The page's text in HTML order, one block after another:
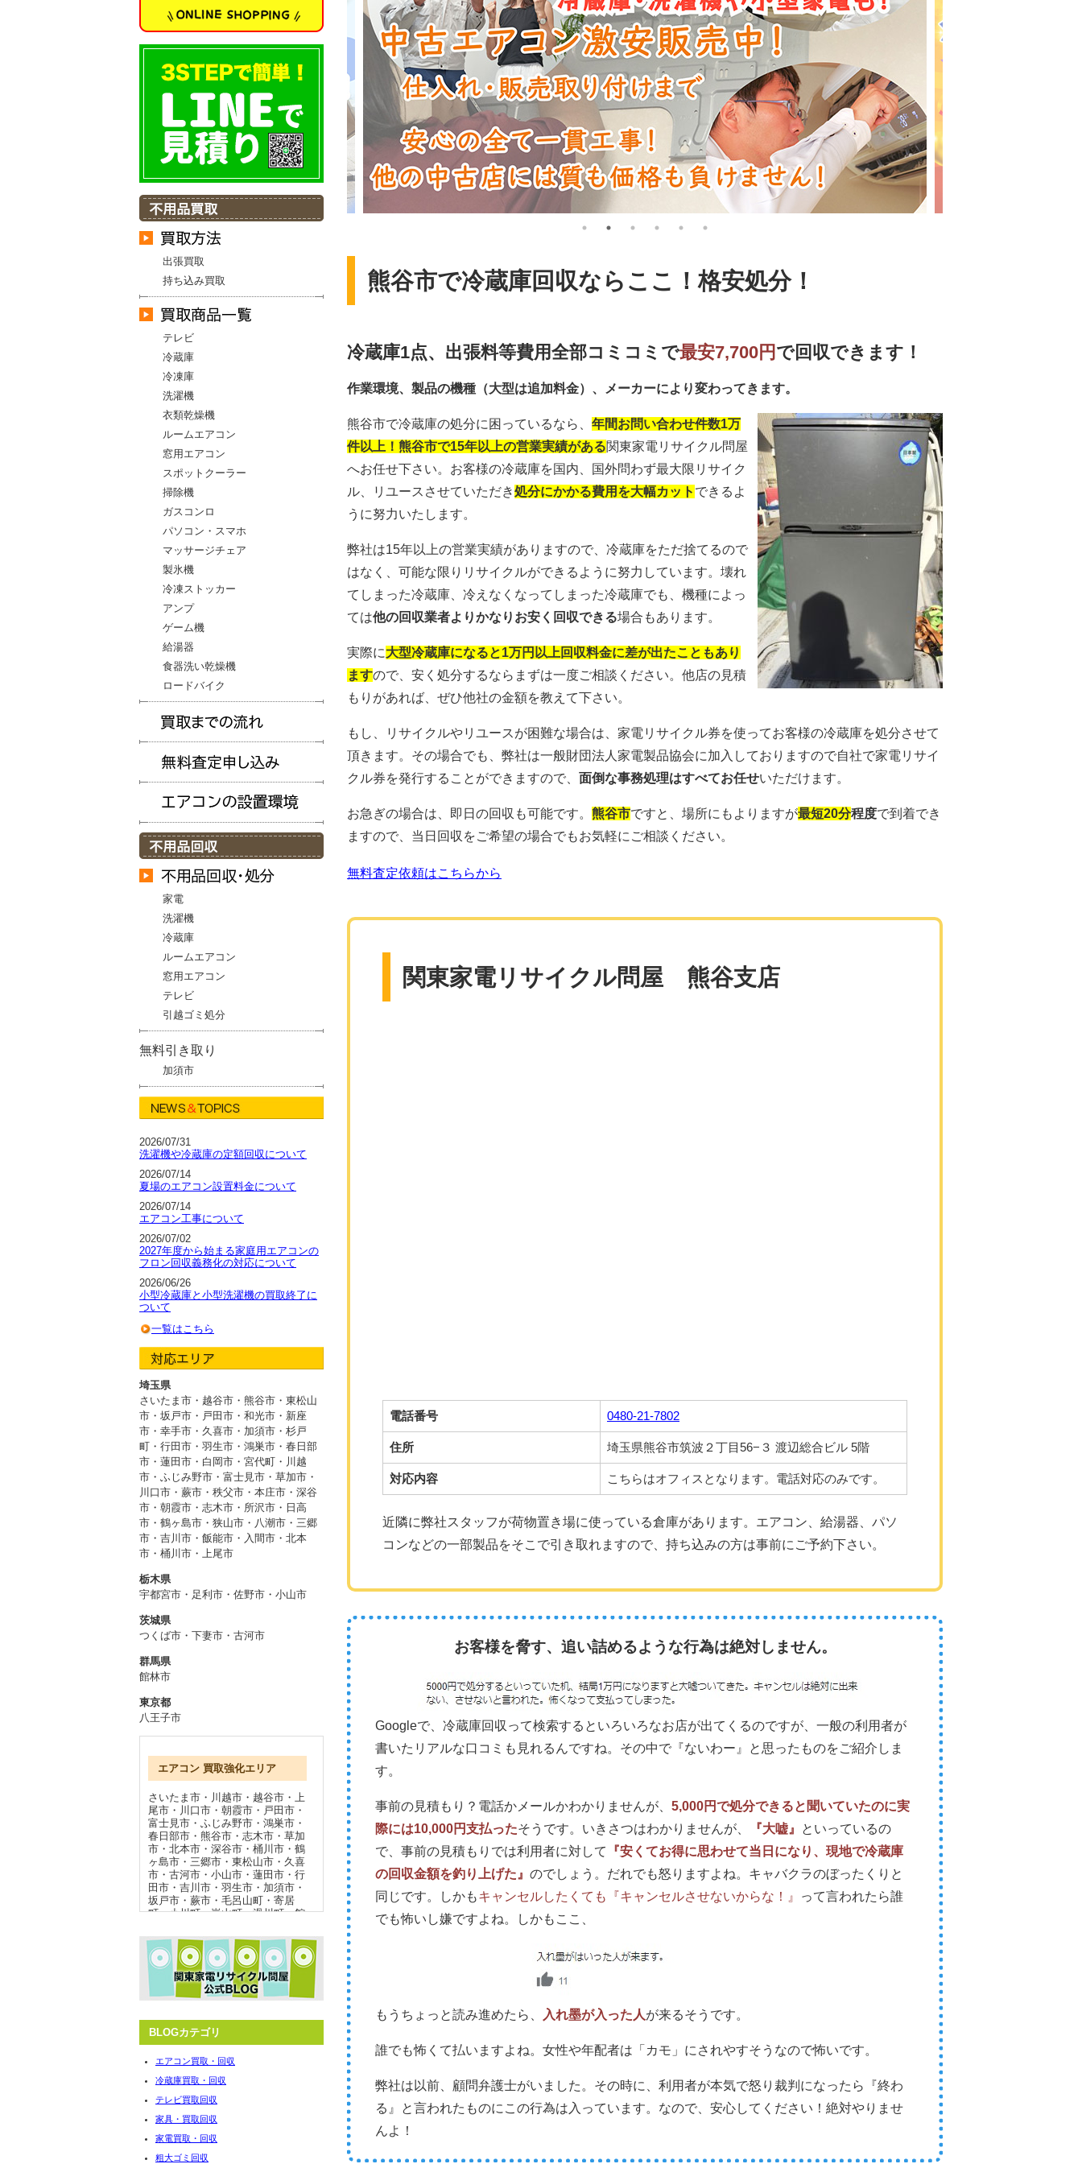
熊谷市で冷蔵庫回収ならここ！格安処分！
冷蔵庫1点、出張料等費用全部コミコミで最安7,700円 で回収できます！
作業環境、製品の機種（大型は追加料金）、メーカーにより変わってきます。
熊谷市で冷蔵庫の処分に困っているなら、 年間お問い合わせ件数1万
件以上！熊谷市で15年以上の営業実績がある関東家電リサイクル問屋
へお任せ下さい。お客様の冷蔵庫を国内、
国外問わず最大限リサイク
ル、
リユースさせていただき処分にかかる費用を大幅カット できるよ
う に努力いたします。
弊社は15年以上の営業実績がありますので、 冷蔵庫をただ捨てるので
はなく、 可能な限りリサイクルができるように努力しています。 壊れ
てしまった冷蔵庫、冷えなくなってしまった冷蔵庫でも、 機種によっ
ては他の回収業者よりかなりお安く回収できる場合もあ ります。
実際に大型冷蔵庫になると1万円以上回収料金に差が出たこともあり
ますので、安く処分するならまずは一度ご相談ください。 他店の見積
もりがあれば、ぜひ他社の金額を教えて下さい。
もし、リサイクルやリユースが困難な場合は、 家電リサイクル券を使ってお客様の冷蔵庫を処分させて
頂きます。 その場合でも、弊社は一般財団法人家電製品協会に加入しておりま すので自社で家電リサイ
クル券を発行することができますので、 面倒な事務処理はすべてお任せいただけます。
お急ぎの場合は、即日の回収も可能です。 熊谷市ですと、 場所にもよりますが最短20分程度で到着でき
ますので、 当日回収をご希望の場合でもお気軽にご相談ください。
無料査定依頼はこちらから
関東家電リサイクル問屋 熊谷支店
電話番号 0480-21-7802
住所 埼玉県熊谷市筑波２丁目56−３ 渡辺総合ビル 5階
対応内容 こちらはオフィスとなります。電話対応のみです。
近隣に弊社スタッフが荷物置き場に使っている倉庫があります。エアコン、給湯器、パソ
コンなどの一部製品をそこで引き取れますので、持ち込みの方は事前にご予約下さい。
お客様を脅す、追い詰めるような行為は絶対しません。
Googleで、冷蔵庫回収って検索するといろいろなお店が出てくるのですが、一般の利用者が
書いたリアルな口コミも見れるんですね。その中で『ないわー』と思ったものをご紹介しま
す。
事前の見積もり？電話かメールかわかりませんが、 5,000円で処分できると聞いていたのに実
際には10,000円支払ったそうです。いきさつはわかりませんが、 『大嘘』
といっているの
で、事前の見積もりでは利用者に対して
『安くてお得に思わせて当日になり、現地で冷蔵庫
の回収金額を釣り上げた』 のでしょう。だれでも怒りますよね。キャバクラのぼったくりと
同じです。しかもキャンセルしたくても『キャンセルさせないからな！』
って言われたら誰
でも怖いし嫌ですよね。しかもここ、
もうちょっと読み進めたら、 入れ墨が入った人が来るそうです。
誰でも怖くて払いますよね。女性や年配者は「カモ」にされやすそうなので怖いです。
弊社は以前、顧問弁護士がいました。その時に、利用者が本気で怒り裁判になったら『終わ
る』と言われたものにこの行為は入っています。なので、安心してください！絶対やりませ
んよ！
出張買取
持ち込み買取
テレビ
冷蔵庫
冷凍庫
洗濯機
衣類乾燥機
ルームエアコン
窓用エアコン
スポットクーラー
掃除機
ガスコンロ
パソコン・スマホ
マッサージチェア
製氷機
冷凍ストッカー
アンプ
ゲーム機
給湯器
食器洗い乾燥機
ロードバイク
家電
洗濯機
冷蔵庫
ルームエアコン
窓用エアコン
テレビ
引越ゴミ処分
無料引き取り
加須市
2026/07/31
洗濯機や冷蔵庫の定額回収について
2026/07/14
夏場のエアコン設置料金について
2026/07/14
エアコン工事について
2026/07/02
2027年度から始まる家庭用エアコンの
フロン回収義務化の対応について
2026/06/26
小型冷蔵庫と小型洗濯機の買取終了に
ついて
一覧はこちら
埼玉県
さいたま市・越谷市 ・ 熊谷市・東松山
市・坂戸市 ・ 戸田市・和光市・新座
市 ・ 幸手市・久喜市・加須市・杉戸
町 ・ 行田市・羽生市・鴻巣市 ・ 春日部
市・蓮田市・白岡市・宮代町 ・ 川越
市・ふじみ野市・富士見市 ・ 草加市・
川口市・蕨市 ・ 秩父市・本庄市・深谷
市 ・ 朝霞市・志木市・所沢市 ・ 日高
市・鶴ヶ島市・狭山市 ・ 八潮市・三郷
市・吉川市 ・ 飯能市・入間市 ・ 北本
市・桶川市・上尾市
栃木県
宇都宮市 ・ 足利市 ・ 佐野市 ・ 小山市
茨城県
つくば市 ・ 下妻市 ・ 古河市
群馬県
館林市
東京都
八王子市
エアコン 買取強化エリア
さいたま市 ・ 川越市 ・ 越谷市 ・ 上
尾市 ・ 川口市 ・ 朝霞市 ・ 戸田市 ・
富士見市 ・ ふじみ野市 ・ 鴻巣市 ・
春日部市 ・ 熊谷市 ・ 志木市 ・ 草加
市 ・ 北本市 ・ 深谷市 ・ 桶川市 ・ 鶴
ヶ島市 ・ 三郷市 ・ 東松山市 ・ 久喜
市 ・ 古河市 ・ 小山市 ・ 蓮田市 ・ 行
田市 ・ 吉川市 ・ 羽生市 ・ 加須市 ・
坂戸市 ・ 蕨市 ・ 毛呂山町 ・ 寄居
町・小川町・嵐山町・滑川町・館
田町・邑楽郡明和町・佐野市・野
田市・境町・つくば市・坂戸市・
蕨市・常総市・坂東市・守谷市・
つくばみらい市・所沢市・伊奈
町
白岡市 ・宮代町・杉戸町 ・
山市・秩父市・横瀬町・皆野町・
冷蔵庫 買取強化エリア
さいたま市・熊谷市
巣市 ・越谷市・
潮市・久喜市・
町・北本市 ・富士見市
BLOGカテゴリ
エアコン買取・回収
冷蔵庫買取・回収
テレビ買取回収
家具・買取回収
家電買取・回収
粗大ゴミ回収